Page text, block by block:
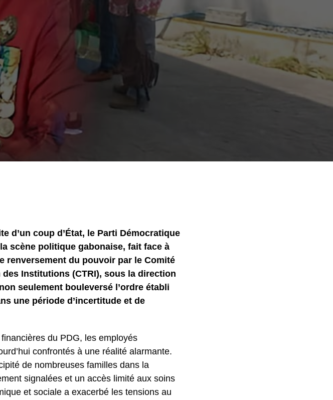
d’un coup d’État, le Parti Démocratique
scène politique gabonaise, fait face à
renversement du pouvoir par le Comité
Institutions (CTRI), sous la direction
seulement bouleversé l’ordre établi
une période d’incertitude et de
du PDG, les employés
confrontés à une réalité alarmante.
de nombreuses familles dans la
signalées et un accès limité aux soins
et sociale a exacerbé les tensions au